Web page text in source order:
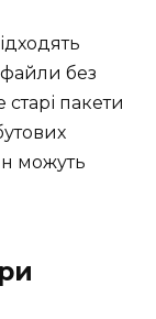
файли без
пакети
можуть